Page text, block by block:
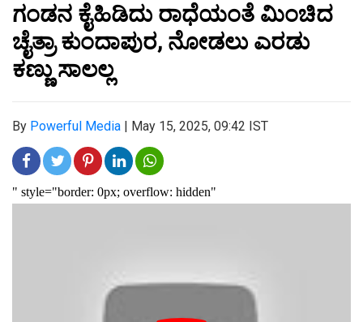
ಗಂಡನ ಕೈಹಿಡಿದು ರಾಧೆಯಂತೆ ಮಿಂಚಿದ
ಚೈತ್ರಾ ಕುಂದಾಪುರ, ನೋಡಲು ಎರಡು
ಕಣ್ಣು ಸಾಲಲ್ಲ
By Powerful Media | May 15, 2025, 09:42 IST